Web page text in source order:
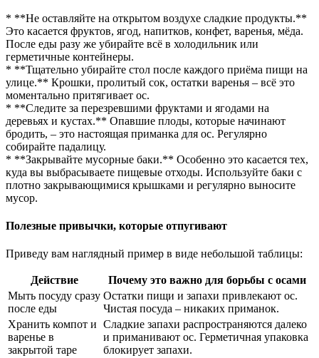
* **Не оставляйте на открытом воздухе сладкие продукты.**
Это касается фруктов, ягод, напитков, конфет, варенья, мёда.
После еды разу же убирайте всё в холодильник или
герметичные контейнеры.
* **Тщательно убирайте стол после каждого приёма пищи на
улице.** Крошки, пролитый сок, остатки варенья – всё это
моментально притягивает ос.
* **Следите за перезревшими фруктами и ягодами на
деревьях и кустах.** Опавшие плоды, которые начинают
бродить, – это настоящая приманка для ос. Регулярно
собирайте падалицу.
* **Закрывайте мусорные баки.** Особенно это касается тех,
куда вы выбрасываете пищевые отходы. Используйте баки с
плотно закрывающимися крышками и регулярно выносите
мусор.
Полезные привычки, которые отпугивают
Приведу вам наглядный пример в виде небольшой таблицы:
Действие
Почему это важно для борьбы с осами
Мыть посуду сразу
после еды
Остатки пищи и запахи привлекают ос.
Чистая посуда – никаких приманок.
Хранить компот и
варенье в
закрытой таре
Сладкие запахи распространяются далеко
и приманивают ос. Герметичная упаковка
блокирует запахи.